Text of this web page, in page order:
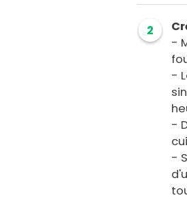
2
-
-
-
-